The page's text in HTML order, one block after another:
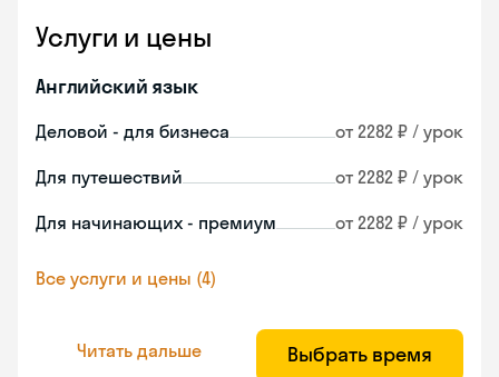
Услуги и цены
Английский язык
Деловой - для бизнеса от 2282 ₽ / урок
Для путешествий от 2282 ₽ / урок
Для начинающих - премиум от 2282 ₽ / урок
Все услуги и цены (4)
Читать дальше Выбрать время